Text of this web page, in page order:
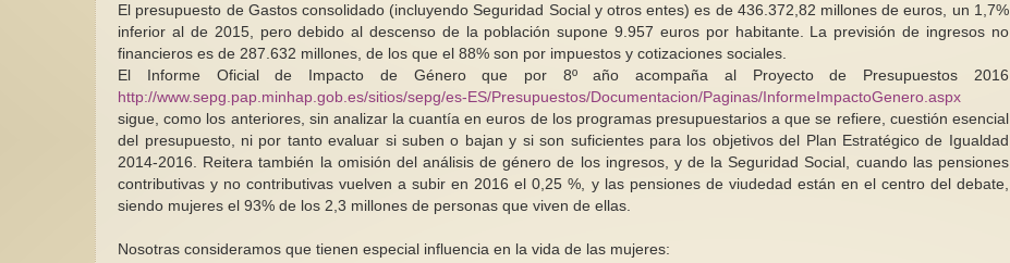
El presupuesto de Gastos consolidado (incluyendo Seguridad Social y otros entes) es de 436.372,82 millones de euros, un 1,7%
inferior al de 2015, pero debido al descenso de la población supone 9.957 euros por habitante. La previsión de ingresos no
financieros es de 287.632 millones, de los que el 88% son por impuestos y cotizaciones sociales.
El Informe Oficial de Impacto de Género que por 8º año acompaña al Proyecto de Presupuestos 2016
http://www.sepg.pap.minhap.gob.es/sitios/sepg/es-ES/Presupuestos/Documentacion/Paginas/InformeImpactoGenero.aspx
sigue, como los anteriores, sin analizar la cuantía en euros de los programas presupuestarios a que se refiere, cuestión esencial
del presupuesto, ni por tanto evaluar si suben o bajan y si son suficientes para los objetivos del Plan Estratégico de Igualdad
2014-2016. Reitera también la omisión del análisis de género de los ingresos, y de la Seguridad Social, cuando las pensiones
contributivas y no contributivas vuelven a subir en 2016 el 0,25 %, y las pensiones de viudedad están en el centro del debate,
siendo mujeres el 93% de los 2,3 millones de personas que viven de ellas.
Nosotras consideramos que tienen especial influencia en la vida de las mujeres: